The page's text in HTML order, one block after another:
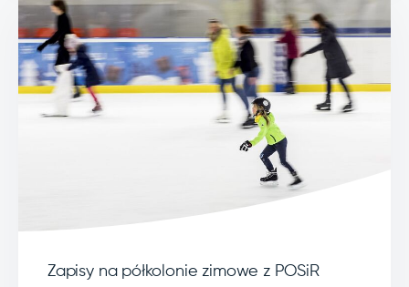
Zapisy na półkolonie zimowe z POSiR